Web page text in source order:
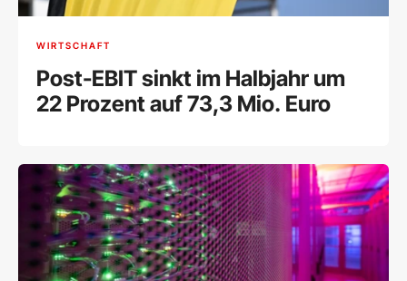
WIRTSCHAFT
Post-EBIT sinkt im Halbjahr um
22 Prozent auf 73,3 Mio. Euro